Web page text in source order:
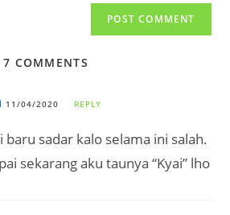
COMMENTS
11/04/2020 REPLY
baru sadar kalo selama ini salah.
sekarang aku taunya “Kyai” lho